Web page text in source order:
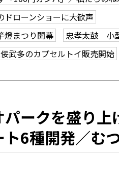
ローンショーに大歓声
燈まつり開幕
忠孝太鼓 小
武多のカプセルトイ販売開始
パークを盛り
ト6種開発／む